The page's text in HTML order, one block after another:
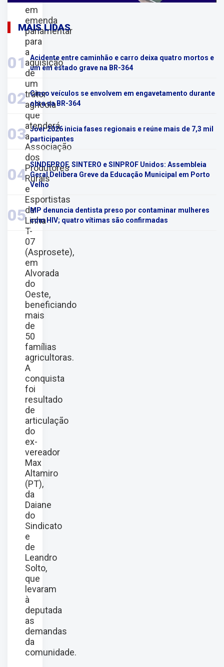
em
emenda
parlamentar
para
a
aquisição
de
um
trator
agrícola
que
atenderá
a
Associação
dos
Produtores
Rurais
e
Esportistas
da
Linha
T-
07
(Asprosete),
em
Alvorada
do
Oeste,
beneficiando
mais
de
50
famílias
agricultoras.
A
conquista
foi
resultado
de
articulação
do
ex-
vereador
Max
Altamiro
(PT),
da
Daiane
do
Sindicato
e
de
Leandro
Solto,
que
levaram
à
deputada
as
demandas
da
comunidade.
MAIS LIDAS
01 Acidente entre caminhão e carro deixa quatro mortos e
um em estado grave na BR-364
02 Cinco veículos se envolvem em engavetamento durante
obra na BR-364
03 Joer 2026 inicia fases regionais e reúne mais de 7,3 mil
participantes
04
SINDEPROF, SINTERO e SINPROF Unidos: Assembleia
Geral Delibera Greve da Educação Municipal em Porto
Velho
05
MP denuncia dentista preso por contaminar mulheres
com HIV; quatro vítimas são confirmadas